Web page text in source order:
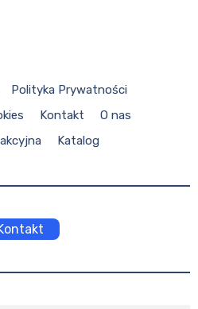
Polityka Prywatności
Kontakt
O nas
Katalog